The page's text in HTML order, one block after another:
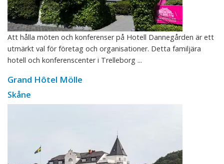
Att hålla möten och konferenser på Hotell Dannegården är ett
utmärkt val för företag och organisationer. Detta familjära
hotell och konferenscenter i Trelleborg ...
Grand Hôtel Mölle
Skåne